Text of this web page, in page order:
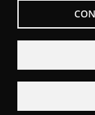
Menu
Sobre la Red